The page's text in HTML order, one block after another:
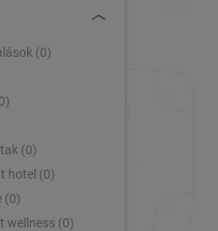
(0)
0)
(0)
hotel (0)
(0)
wellness (0)